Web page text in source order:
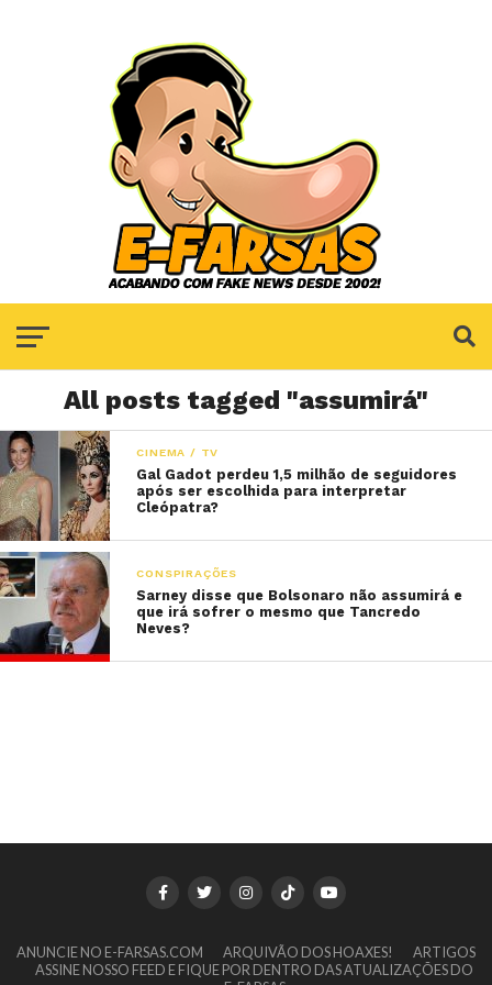
All posts tagged "assumirá"
CINEMA / TV
Gal Gadot perdeu 1,5 milhão de seguidores
após ser escolhida para interpretar
Cleópatra?
CONSPIRAÇÕES
Sarney disse que Bolsonaro não assumirá e
que irá sofrer o mesmo que Tancredo
Neves?
ANUNCIE NO E-FARSAS.COM ARQUIVÃO DOS HOAXES!
ARTIGOS
ASSINE NOSSO FEED E FIQUE POR DENTRO DAS ATUALIZAÇÕES DO